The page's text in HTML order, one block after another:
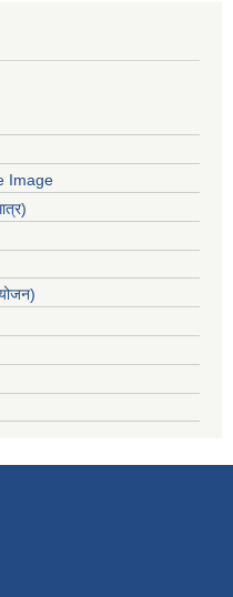
Image